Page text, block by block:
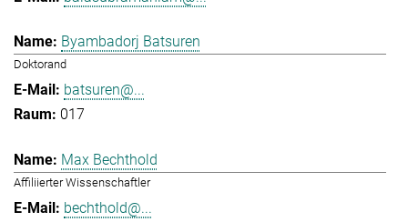
Byambadorj Batsuren
Doktorand
batsuren@...
017
Max Bechthold
Affiliierter Wissenschaftler
bechthold@...